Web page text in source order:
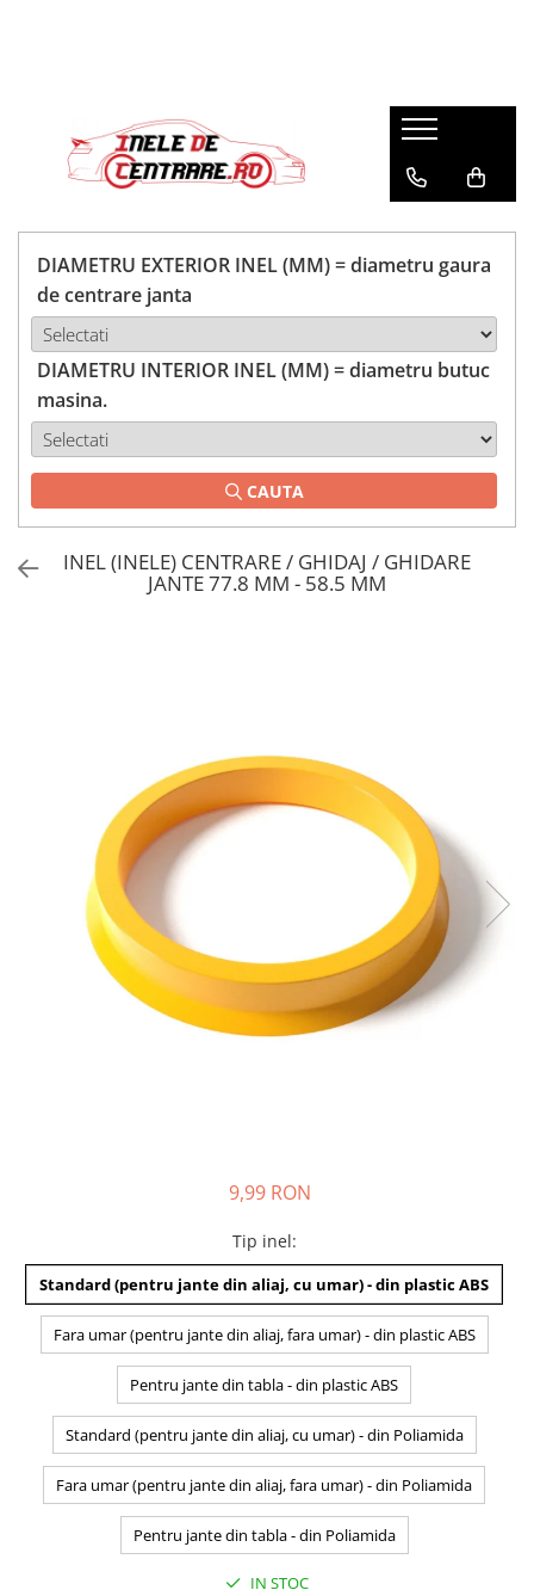
DIAMETRU EXTERIOR INEL (MM) = diametru gaura
de centrare janta
DIAMETRU INTERIOR INEL (MM) = diametru butuc
masina.
CAUTA
INEL (INELE) CENTRARE / GHIDAJ / GHIDARE
JANTE 77.8 MM - 58.5 MM
9,99 RON
Tip inel:
Standard (pentru jante din aliaj, cu umar) - din plastic ABS
Fara umar (pentru jante din aliaj, fara umar) - din plastic ABS
Pentru jante din tabla - din plastic ABS
Standard (pentru jante din aliaj, cu umar) - din Poliamida
Fara umar (pentru jante din aliaj, fara umar) - din Poliamida
Pentru jante din tabla - din Poliamida
IN STOC